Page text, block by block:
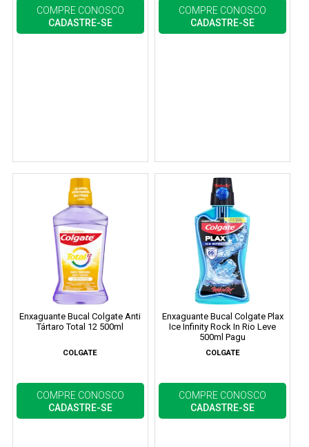
COMPRE CONOSCO
CADASTRE-SE
COMPRE CONOSCO
CADASTRE-SE
Enxaguante Bucal Colgate Anti
Tártaro Total 12 500ml
COLGATE
COMPRE CONOSCO
CADASTRE-SE
Enxaguante Bucal Colgate Plax
Ice Infinity Rock In Rio Leve
500ml Pagu
COLGATE
COMPRE CONOSCO
CADASTRE-SE